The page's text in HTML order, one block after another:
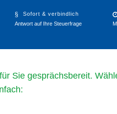
Sofort & verbindlich
Antwort auf Ihre Steuerfrage
für Sie gesprächsbereit.